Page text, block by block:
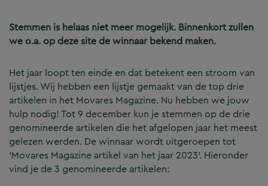
Stemmen is helaas niet meer mogelijk. Binnenkort zullen
we o.a. op deze site de winnaar bekend maken.
Het jaar loopt ten einde en dat betekent een stroom van
lijstjes. Wij hebben een lijstje gemaakt van de top drie
artikelen in het Movares Magazine. Nu hebben we jouw
hulp nodig! Tot 9 december kun je stemmen op de drie
genomineerde artikelen die het afgelopen jaar het meest
gelezen werden. De winnaar wordt uitgeroepen tot
‘Movares Magazine artikel van het jaar 2023’. Hieronder
vind je de 3 genomineerde artikelen: